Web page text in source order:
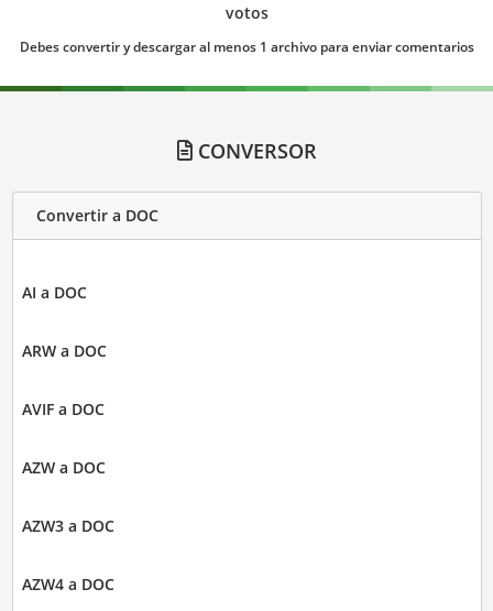
votos
Debes convertir y descargar al menos 1 archivo para enviar comentarios
CONVERSOR
Convertir a DOC
AI a DOC
ARW a DOC
AVIF a DOC
AZW a DOC
AZW3 a DOC
AZW4 a DOC